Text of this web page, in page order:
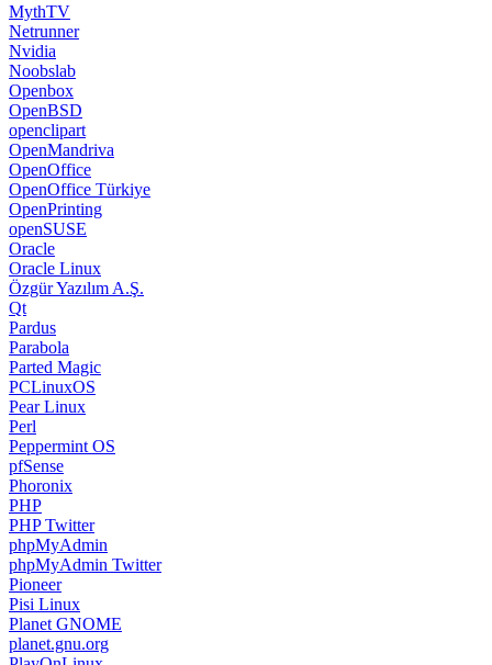
MythTV
Netrunner
Nvidia
Noobslab
Openbox
OpenBSD
openclipart
OpenMandriva
OpenOffice
OpenOffice Türkiye
OpenPrinting
openSUSE
Oracle
Oracle Linux
Özgür Yazılım A.Ş.
Qt
Pardus
Parabola
Parted Magic
PCLinuxOS
Pear Linux
Perl
Peppermint OS
pfSense
Phoronix
PHP
PHP Twitter
phpMyAdmin
phpMyAdmin Twitter
Pioneer
Pisi Linux
Planet GNOME
planet.gnu.org